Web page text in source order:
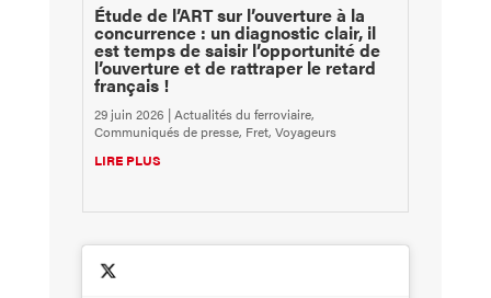
Étude de l’ART sur l’ouverture à la
concurrence : un diagnostic clair, il
est temps de saisir l’opportunité de
l’ouverture et de rattraper le retard
français !
29 juin 2026 |Actualités du ferroviaire,
Communiqués de presse, Fret, Voyageurs
LIRE PLUS